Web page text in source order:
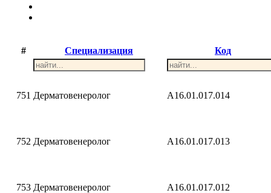
# Специализация Код
751 Дерматовенеролог A16.01.017.014
752 Дерматовенеролог A16.01.017.013
753 Дерматовенеролог A16.01.017.012